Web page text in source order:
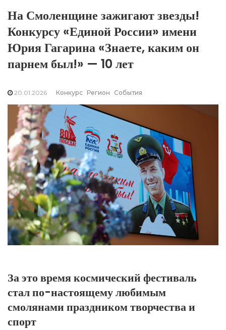
На Смоленщине зажигают звезды!
Конкурсу «Единой России» имени
Юрия Гагарина «Знаете, каким он
парнем был!» — 10 лет
20.01.2026 Конкурс Регион События
За это время космический фестиваль
стал по-настоящему любимым
смолянами праздником творчества и
спорт